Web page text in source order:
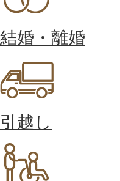
結婚・離婚
引越し